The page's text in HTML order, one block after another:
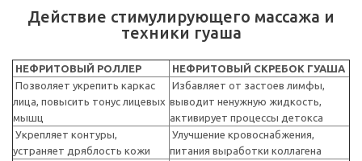
Действие стимулирующего массажа и
техники гуаша
НЕФРИТОВЫЙ РОЛЛЕР
НЕФРИТОВЫЙ СКРЕБОК ГУАША
Позволяет укрепить каркас
лица, повысить тонус лицевых
мышц
Избавляет от застоев лимфы,
выводит ненужную жидкость,
активирует процессы детокса
Укрепляет контуры,
устраняет дряблость кожи
Улучшение кровоснабжения,
питания выработки коллагена